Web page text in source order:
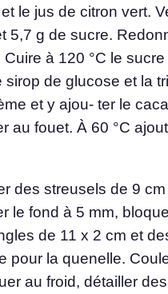
le jus de citron vert.
5,7 g de sucre.
à 120 °C le sucre
sirop de glucose et la
et y ajou- ter le
au fouet. À 60 °C
des streusels de 9
le fond à 5 mm,
de 11 x 2 cm et
pour la quenelle.
au froid, détailler